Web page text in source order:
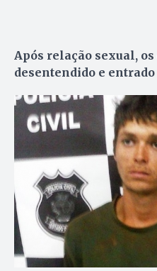
Após relação sexual,
desentendido e